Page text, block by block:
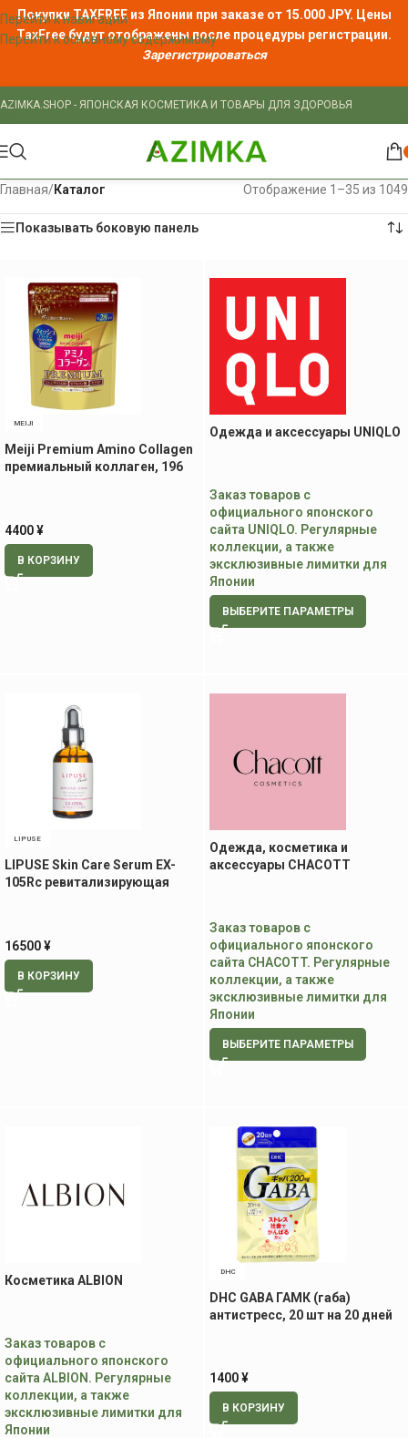
Перейти к навигации
Перейти к основному содержимому
Покупки TAXFREE из Японии при заказе от 15.000 JPY. Цены
TaxFreeбудут отображены после процедуры регистрации.
Зарегистрироваться
AZIMKA.SHOP - ЯПОНСКАЯ КОСМЕТИКА И ТОВАРЫ ДЛЯ ЗДОРОВЬЯ
Главная/Каталог Отображение 1–35 из 1049
Показывать боковую панель
MEIJI
Meiji Premium Amino Collagen
премиальный коллаген, 196
4400¥
В КОРЗИНУ
Одежда и аксессуары UNIQLO
Заказ товаров с
официального японского
сайта UNIQLO. Регулярные
коллекции, а также
эксклюзивные лимитки для
Японии
ВЫБЕРИТЕ ПАРАМЕТРЫ
LIPUSE
LIPUSE Skin Care Serum EX-
105Rc ревитализирующая
16500¥
В КОРЗИНУ
Одежда, косметика и
аксессуары CHACOTT
Заказ товаров с
официального японского
сайта CHACOTT. Регулярные
коллекции, а также
эксклюзивные лимитки для
Японии
ВЫБЕРИТЕ ПАРАМЕТРЫ
Косметика ALBION
Заказ товаров с
официального японского
сайта ALBION. Регулярные
коллекции, а также
эксклюзивные лимитки для
Японии
DHC
DHC GABA ГАМК (габа)
антистресс, 20 шт на 20 дней
1400¥
В КОРЗИНУ